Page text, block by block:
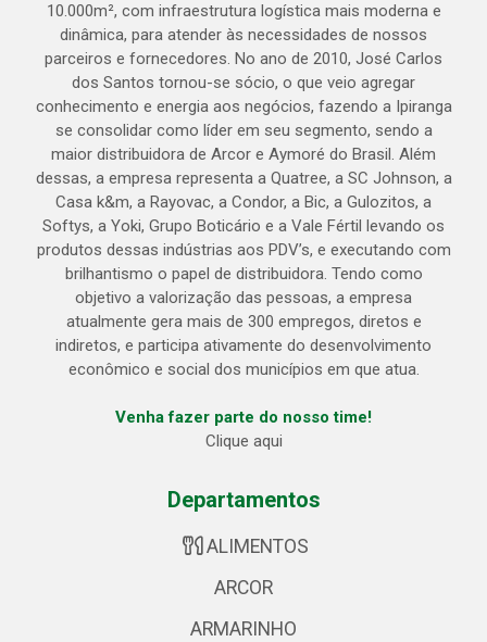
10.000m², com infraestrutura logística mais moderna e
dinâmica, para atender às necessidades de nossos
parceiros e fornecedores. No ano de 2010, José Carlos
dos Santos tornou-se sócio, o que veio agregar
conhecimento e energia aos negócios, fazendo a Ipiranga
se consolidar como líder em seu segmento, sendo a
maior distribuidora de Arcor e Aymoré do Brasil. Além
dessas, a empresa representa a Quatree, a SC Johnson, a
Casa k&m, a Rayovac, a Condor, a Bic, a Gulozitos, a
Softys, a Yoki, Grupo Boticário e a Vale Fértil levando os
produtos dessas indústrias aos PDV’s, e executando com
brilhantismo o papel de distribuidora. Tendo como
objetivo a valorização das pessoas, a empresa
atualmente gera mais de 300 empregos, diretos e
indiretos, e participa ativamente do desenvolvimento
econômico e social dos municípios em que atua.
Venha fazer parte do nosso time!
Clique aqui
Departamentos
ALIMENTOS
ARCOR
ARMARINHO